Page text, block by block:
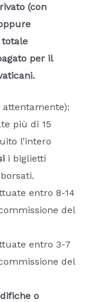
(con
per il
attentamente):
più di 15
l’intero
i biglietti
entro 8-14
del
entro 3-7
del
o